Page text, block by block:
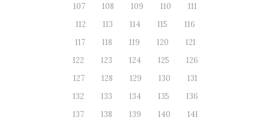
107
108 109 110
111
112
113 114 115
116
117
118 119 120
121
122
123 124 125
126
127
128 129 130
131
132
133 134 135
136
137
138 139 140
141